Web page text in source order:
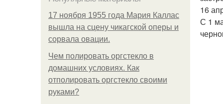
17 ноября 1955 года Мария Каллас
вышла на сцену чикагской оперы и
сорвала овации.
Чем полировать оргстекло в
домашних условиях. Как
отполировать оргстекло своими
руками?
16
С 1